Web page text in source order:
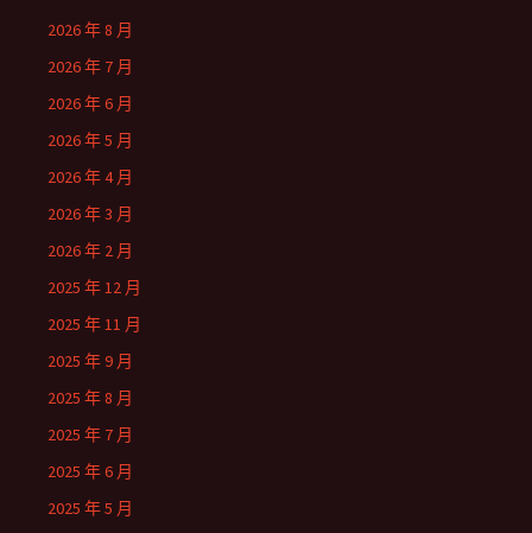
2026 年 8 月
2026 年 7 月
2026 年 6 月
2026 年 5 月
2026 年 4 月
2026 年 3 月
2026 年 2 月
2025 年 12 月
2025 年 11 月
2025 年 9 月
2025 年 8 月
2025 年 7 月
2025 年 6 月
2025 年 5 月